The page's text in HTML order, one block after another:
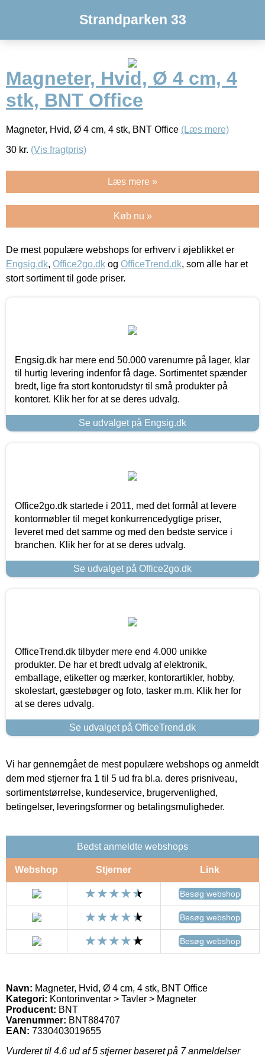
Strandparken 33
Magneter, Hvid, Ø 4 cm, 4
stk, BNT Office
Magneter, Hvid, Ø 4 cm, 4 stk, BNT Office (Læs mere)
30 kr. (Vis fragtpris)
Læs mere »
Køb nu »
De mest populære webshops for erhverv i øjeblikket er
Engsig.dk, Office2go.dk og OfficeTrend.dk, som alle har et
stort sortiment til gode priser.
Engsig.dk har mere end 50.000 varenumre på lager, klar
til hurtig levering indenfor få dage. Sortimentet spænder
bredt, lige fra stort kontorudstyr til små produkter på
kontoret. Klik her for at se deres udvalg.
Se udvalget på Engsig.dk
Office2go.dk startede i 2011, med det formål at levere
kontormøbler til meget konkurrencedygtige priser,
leveret med det samme og med den bedste service i
branchen. Klik her for at se deres udvalg.
Se udvalget på Office2go.dk
OfficeTrend.dk tilbyder mere end 4.000 unikke
produkter. De har et bredt udvalg af elektronik,
emballage, etiketter og mærker, kontorartikler, hobby,
skolestart, gæstebøger og foto, tasker m.m. Klik her for
at se deres udvalg.
Se udvalget på OfficeTrend.dk
Vi har gennemgået de mest populære webshops og anmeldt
dem med stjerner fra 1 til 5 ud fra bl.a. deres prisniveau,
sortimentstørrelse, kundeservice, brugervenlighed,
betingelser, leveringsformer og betalingsmuligheder.
Bedst anmeldte webshops
Webshop Stjerner Link
Besøg webshop
Besøg webshop
Besøg webshop
Navn: Magneter, Hvid, Ø 4 cm, 4 stk, BNT Office
Kategori: Kontorinventar > Tavler > Magneter
Producent: BNT
Varenummer: BNT884707
EAN: 7330403019655
Vurderet til 4.6 ud af 5 stjerner baseret på 7anmeldelser